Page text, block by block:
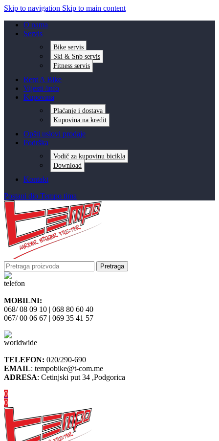
Skip to navigation Skip to main content
O nama
Servis
Bike servis
Ski & Snb servis
Fitness servis
Rent A Bike
Vijesti /info
Kupovina
Plaćanje i dostava
Kupovina na kredit
Opšti uslovi prodaje
Podrška
Vodič za kupovinu bicikla
Download
Kontakt
Postani dio Tempo tima
Pretraga
MOBILNI:
068/ 08 09 10 | 068 80 60 40
067/ 00 06 67 | 069 35 41 57
TELEFON: 020/290-690
EMAIL: tempobike@t-com.me
ADRESA: Cetinjski put 34 ,Podgorica
0
0